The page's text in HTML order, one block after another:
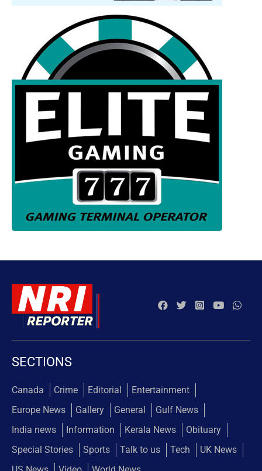
SECTIONS
Canada Crime Editorial
Entertainment
Europe News
Gallery General
Gulf News
India news
Information Kerala News
Obituary
Special Stories
Sports Talk to us Tech
UK News